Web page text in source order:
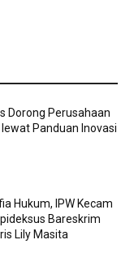
Dorong Perusahaan
lewat Panduan Inovasi
Hukum, IPW Kecam
Bareskrim
Lily Masita